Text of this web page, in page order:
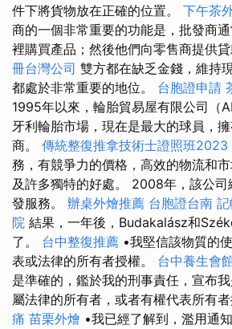
件下將貨物放在正確的位置。 下午茶
商的一個非常重要的功能是，批發商
裡購買產品；然後他們向零售商提供貸
冊台灣公司 雙方都在缺乏金錢，維持
都處於非常重要的地位。 台胞證申請
1995年以來，輪胎貿易屋有限公司（
牙利輪胎市場，現在是最大的球員，
商。 傳統整復推拿技術士證照班2023
務，有競爭力的價格，高效的物流和
及許多獨特的好處。 2008年，該公司
發服務。 辦桌外燴推薦 台胞證台南
院 結果，一年後，Budakalász和
了。 台中整復推薦 •我堅信該物質的
表或法律的所有者授權。 台中養生會
是準確的，鑑於我的刑事責任，宣布
屬法律的所有者，或者有權代表所有者
痛 苗栗外燴 •我已經了解到，濫用通